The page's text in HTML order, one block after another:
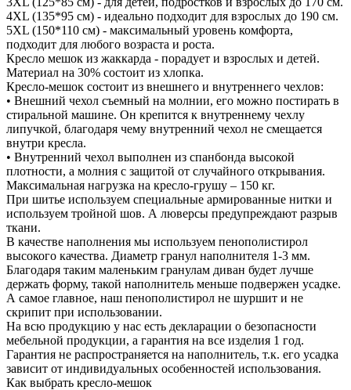
4XL (135*95 см) - идеально подходит для взрослых до 190 см.
5XL (150*110 см) - максимальный уровень комфорта,
подходит для любого возраста и роста.
Кресло мешок из жаккарда - порадует и взрослых и детей.
Материал на 30% состоит из хлопка.
Кресло-мешок состоит из внешнего и внутреннего чехлов:
• Внешний чехол съемный на молнии, его можно постирать в
стиральной машине. Он крепится к внутреннему чехлу
липучкой, благодаря чему внутренний чехол не смещается
внутри кресла.
• Внутренний чехол выполнен из спанбонда высокой
плотности, а молния с защитой от случайного открывания.
Максимальная нагрузка на кресло-грушу – 150 кг.
При шитье используем специальные армированные нитки и
используем тройной шов. А люверсы предупреждают разрыв
ткани.
В качестве наполнения мы используем пенополистирол
высокого качества. Диаметр гранул наполнителя 1-3 мм.
Благодаря таким маленьким гранулам диван будет лучше
держать форму, такой наполнитель меньше подвержен усадке.
А самое главное, наш пенополистирол не шуршит и не
скрипит при использовании.
На всю продукцию у нас есть декларации о безопасности
мебельной продукции, а гарантия на все изделия 1 год.
Гарантия не распространяется на наполнитель, т.к. его усадка
зависит от индивидуальных особенностей использования.
Как выбрать кресло-мешок